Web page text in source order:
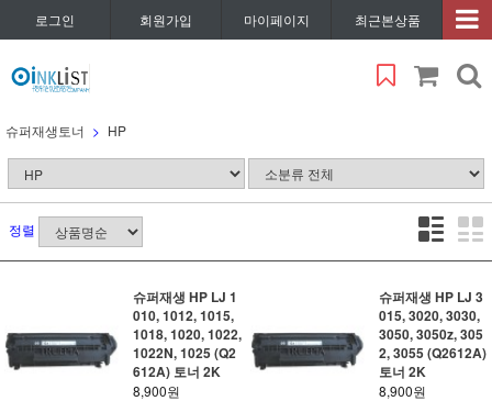
로그인 회원가입 마이페이지 최근본상품
슈퍼재생토너 HP
정렬
슈퍼재생 HP LJ 1
010, 1012, 1015,
1018, 1020, 1022,
1022N, 1025 (Q2
612A) 토너 2K
8,900원
슈퍼재생 HP LJ 3
015, 3020, 3030,
3050, 3050z, 305
2, 3055 (Q2612A)
토너 2K
8,900원